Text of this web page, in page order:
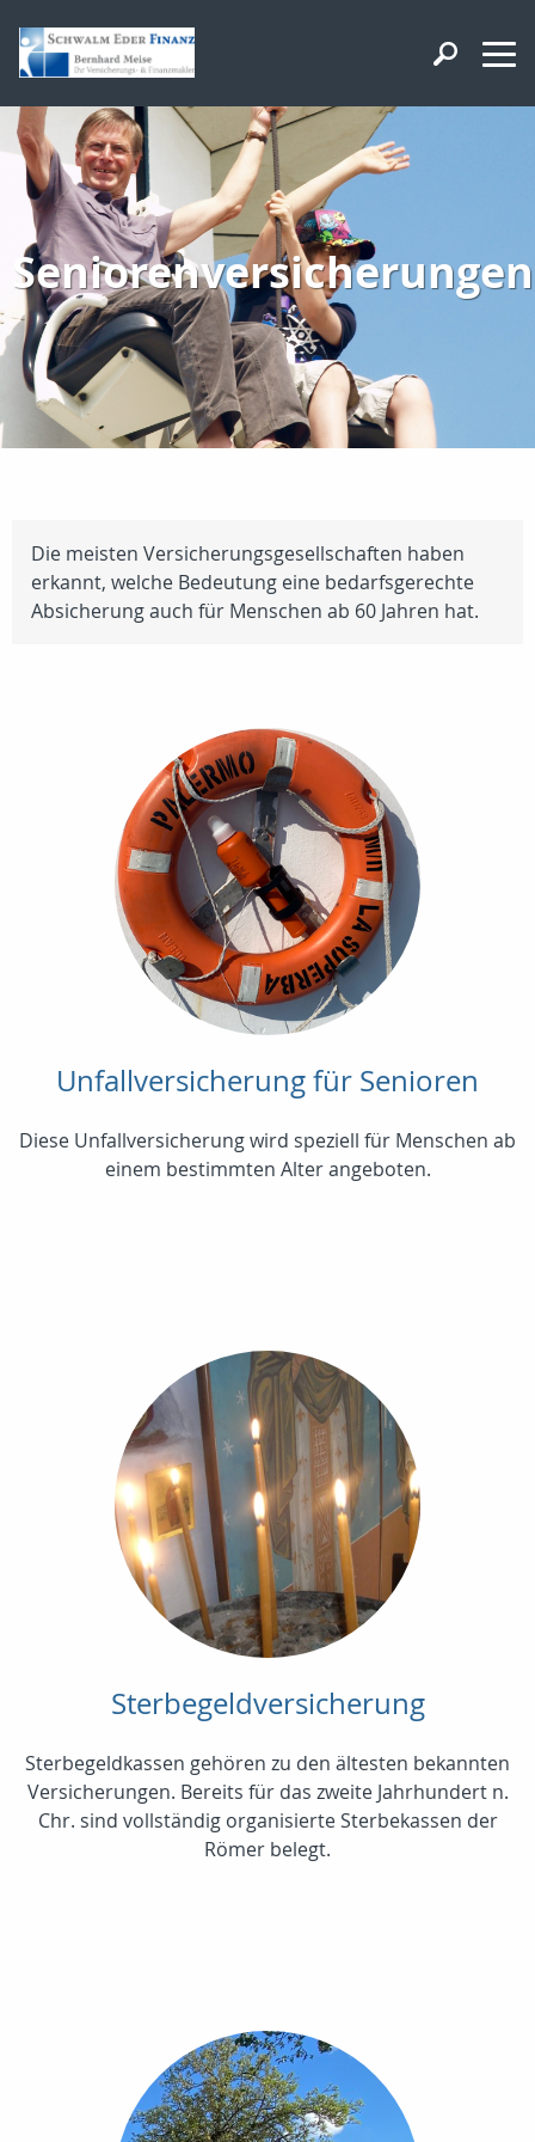
Seniorenversicherungen
Die meisten Versicherungsgesellschaften haben
erkannt, welche Bedeutung eine bedarfsgerechte
Absicherung auch für Menschen ab 60 Jahren hat.
Unfallversicherung für Senioren
Diese Unfallversicherung wird speziell für Menschen ab
einem bestimmten Alter angeboten.
Sterbegeldversicherung
Sterbegeldkassen gehören zu den ältesten bekannten
Versicherungen. Bereits für das zweite Jahrhundert n.
Chr. sind vollständig organisierte Sterbekassen der
Römer belegt.